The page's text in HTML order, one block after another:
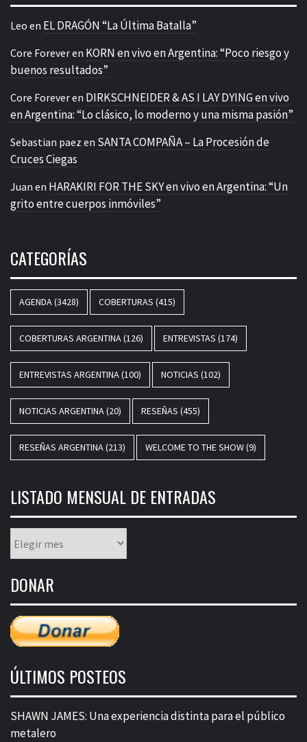
Leo en EL DRAGÓN “La Última Batalla”
Core Foreveren KORN en vivo en Argentina: “Poco riesgo y
buenos resultados”
Core Foreveren DIRKSCHNEIDER & AS I LAY DYING en vivo
en Argentina: “Lo clásico, lo moderno y una misma pasión”
Sebastian paez en SANTA COMPAÑA – La Procesión de
Cruces Ciegas
Juan en HARAKIRI FOR THE SKY en vivo en Argentina: “Un
grito entre cuerpos inmóviles”
CATEGORÍAS
AGENDA(3428) COBERTURAS (415)
COBERTURAS ARGENTINA(126) ENTREVISTAS (174)
ENTREVISTAS ARGENTINA(100) NOTICIAS (102)
NOTICIAS ARGENTINA(20) RESEÑAS (455)
RESEÑAS ARGENTINA(213) WELCOME TO THE SHOW(9)
LISTADO MENSUAL DE ENTRADAS
mensual
entradas
DONAR
ÚLTIMOS POSTEOS
SHAWN JAMES: Una experiencia distinta para el público
metalero